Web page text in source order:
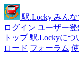
駅.Locky みん
ログイン ユーザー登
トップ 駅.Lockyにつ
ロード フォーラム